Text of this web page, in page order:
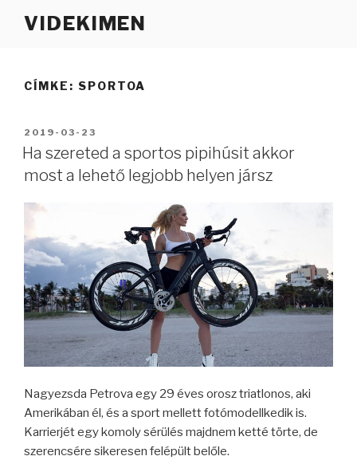
VIDEKIMEN
CÍMKE: SPORTOA
BEKÜLDVE:
2019-03-23
Ha szereted a sportos pipihúsit akkor
most a lehető legjobb helyen jársz
Nagyezsda Petrova egy 29 éves orosz triatlonos, aki
Amerikában él, és a sport mellett fotómodellkedik is.
Karrierjét egy komoly sérülés majdnem ketté törte, de
szerencsére sikeresen felépült belőle.